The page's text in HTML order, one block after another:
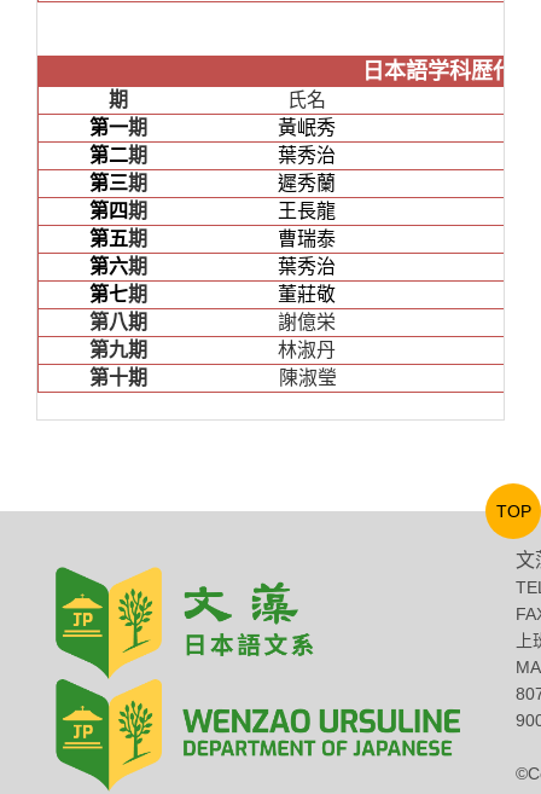
日本語学科歴代主
期
氏名
第一期
黃岷秀
第二期
葉秀治
第三期
遲秀蘭
第四期
王長龍
第五期
曹瑞泰
第六期
葉秀治
第七期
董莊敬
第八期
謝億栄
第九期
林淑丹
第十期
陳淑瑩
文
TOP